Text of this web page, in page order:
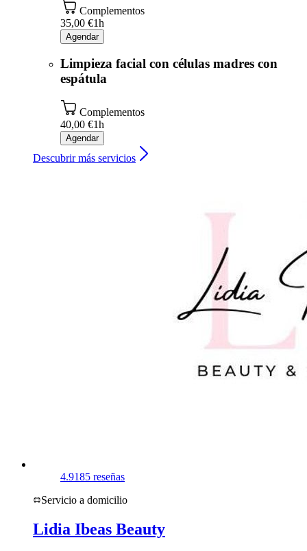
Complementos
35,00 €1h
Agendar
Limpieza facial con células madres con
espátula
Complementos
40,00 €1h
Agendar
Descubrir más servicios
4.9185 reseñas
Servicio a domicilio
Lidia Ibeas Beauty